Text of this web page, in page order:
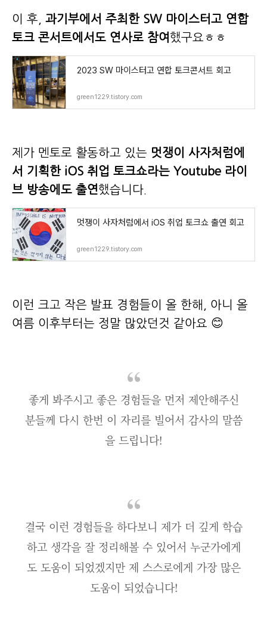
이 후, 과기부에서 주최한 SW 마이스터고 연합
토크 콘서트에서도 연사로 참여 했구요ㅎㅎ
2023 SW 마이스터고 연합 토크콘서트 회고
green1229.tistory.com
제가 멘토로 활동하고 있는 멋쟁이 사자처럼에
서 기획한 iOS 취업 토크쇼라는 Youtube 라이
브 방송에도 출연했습니다.
멋쟁이 사자처럼에서 iOS 취업 토크쇼 출연 회고
green1229.tistory.com
이런 크고 작은 발표 경험들이 올 한해, 아니 올
여름 이후부터는 정말 많았던것 같아요 😊
좋게 봐주시고 좋은 경험들을 먼저 제안해주신
분들께 다시 한번 이 자리를 빌어서 감사의 말씀
을 드립니다!
결국 이런 경험들을 하다보니 제가 더 깊게 학습
하고 생각을 잘 정리해볼 수 있어서 누군가에게
도 도움이 되었겠지만 제 스스로에게 가장 많은
도움이 되었습니다!